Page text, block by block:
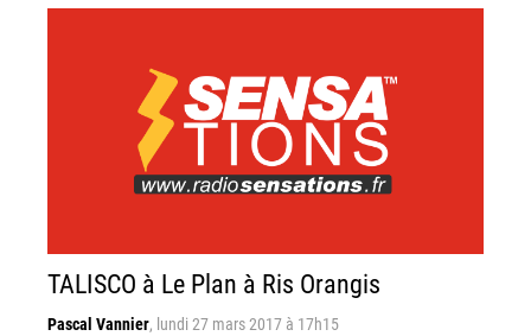
TALISCO à Le Plan à Ris Orangis
Pascal Vannier, lundi 27 mars 2017 à 17h15